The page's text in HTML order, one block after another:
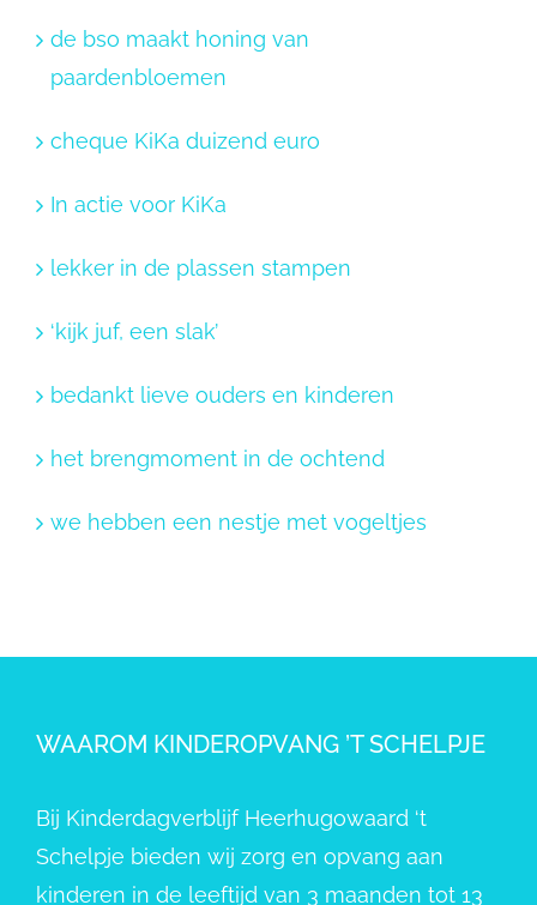
de bso maakt honing van
paardenbloemen
cheque KiKa duizend euro
In actie voor KiKa
lekker in de plassen stampen
‘kijk juf, een slak’
bedankt lieve ouders en kinderen
het brengmoment in de ochtend
we hebben een nestje met vogeltjes
WAAROM KINDEROPVANG ’T SCHELPJE
Bij Kinderdagverblijf Heerhugowaard ‘t
Schelpje bieden wij zorg en opvang aan
kinderen in de leeftijd van 3 maanden tot 13